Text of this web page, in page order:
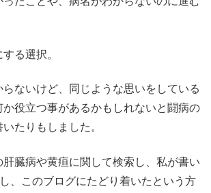
る選択。
ないけど、同じような思いをしている
役立つ事があるかもしれないと闘病の
たりもしました。
臓病や黄疸に関して検索し、私が書い
、このブログにたどり着いたという方